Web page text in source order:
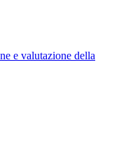
e valutazione della